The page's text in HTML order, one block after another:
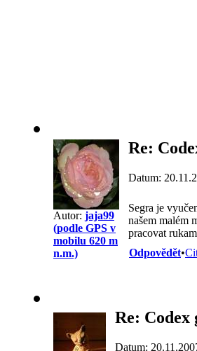
Autor: jaja99
(podle GPS v
mobilu 620 m
n.m.)
Re:
Datum:
Segra je
našem malém
pracovat
Odpovědět•
Re: Codex
Datum: